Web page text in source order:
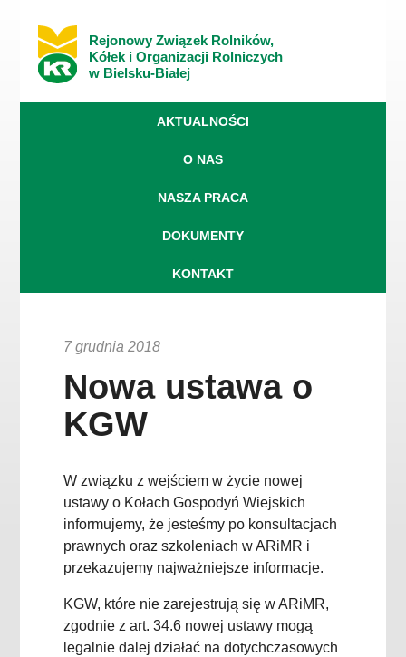
Rejonowy Związek Rolników,
Kółek i Organizacji Rolniczych
w Bielsku-Białej
AKTUALNOŚCI
O NAS
NASZA PRACA
DOKUMENTY
KONTAKT
7 grudnia 2018
Nowa ustawa o
KGW
W związku z wejściem w życie nowej
ustawy o Kołach Gospodyń Wiejskich
informujemy, że jesteśmy po konsultacjach
prawnych oraz szkoleniach w ARiMR i
przekazujemy najważniejsze informacje.
KGW, które nie zarejestrują się w ARiMR,
zgodnie z art. 34.6 nowej ustawy mogą
legalnie dalej działać na dotychczasowych